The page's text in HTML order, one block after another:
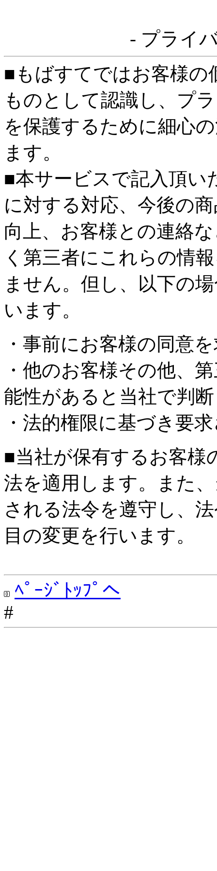
- プライ
■もばすてではお客様の
ものとして認識し、プ
を保護するために細心
ます。
■本サービスで記入頂い
に対する対応、今後の
向上、お客様との連絡
く第三者にこれらの情
ません。但し、以下の
います。
・事前にお客様の同意
・他のお客様その他、
能性があると当社で判
・法的権限に基づき要
■当社が保有するお客様
法を適用します。また
される法令を遵守し、
目の変更を行います。
ﾍﾟｰｼﾞﾄｯﾌﾟへ
#